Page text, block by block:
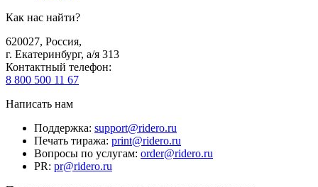
Как нас найти?
620027, Россия,
г. Екатеринбург, а/я 313
Контактный телефон:
8 800 500 11 67
Написать нам
Поддержка: support@ridero.ru
Печать тиража: print@ridero.ru
Вопросы по услугам: order@ridero.ru
PR: pr@ridero.ru